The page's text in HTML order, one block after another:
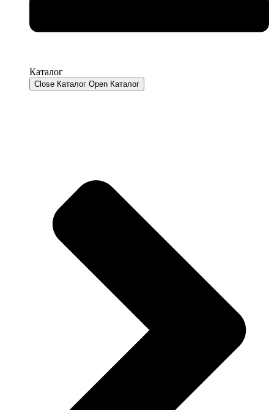
Каталог
Close Каталог Open Каталог